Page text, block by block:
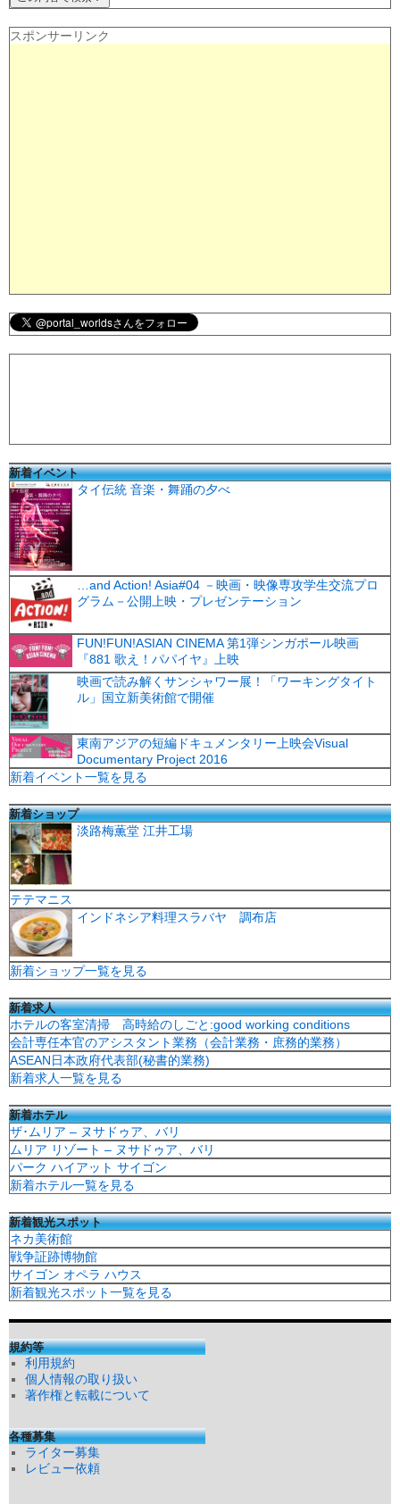
スポンサーリンク
新着イベント
タイ伝統 音楽・舞踊の夕べ
…and Action! Asia#04 －映画・映像専攻学生交流プロ
グラム－公開上映・プレゼンテーション
FUN!FUN!ASIAN CINEMA 第1弾シンガポール映画
『881 歌え！パパイヤ』上映
映画で読み解くサンシャワー展！「ワーキングタイト
ル」国立新美術館で開催
東南アジアの短編ドキュメンタリー上映会Visual
Documentary Project 2016
新着イベント一覧を見る
新着ショップ
淡路梅薫堂 江井工場
テテマニス
インドネシア料理スラバヤ 調布店
新着ショップ一覧を見る
新着求人
ホテルの客室清掃 高時給のしごと:good working conditions
会計専任本官のアシスタント業務（会計業務・庶務的業務）
ASEAN日本政府代表部(秘書的業務)
新着求人一覧を見る
新着ホテル
ザ･ムリア – ヌサドゥア、バリ
ムリア リゾート – ヌサドゥア、バリ
パーク ハイアット サイゴン
新着ホテル一覧を見る
新着観光スポット
ネカ美術館
戦争証跡博物館
サイゴン オペラ ハウス
新着観光スポット一覧を見る
規約等
利用規約
個人情報の取り扱い
著作権と転載について
各種募集
ライター募集
レビュー依頼